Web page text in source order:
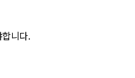
합니다.